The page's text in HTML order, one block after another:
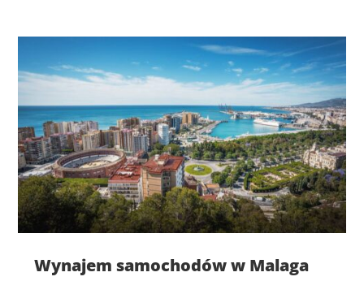
Wynajem samochodów w Malaga